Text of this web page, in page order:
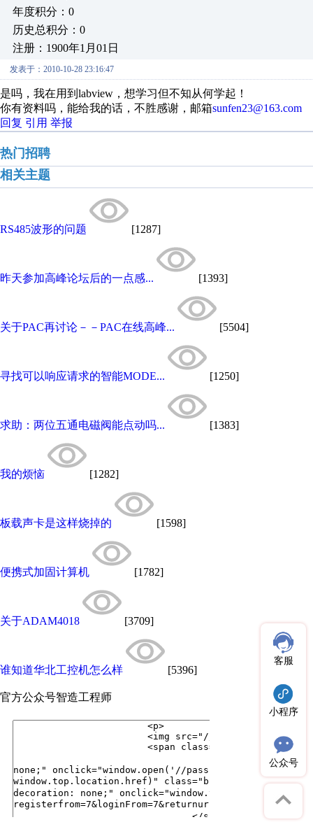
年度积分：0
历史总积分：0
注册：1900年1月01日
发表于：2010-10-28 23:16:47
是吗，我在用到labview，想学习但不知从何学起！
你有资料吗，能给我的话，不胜感谢，邮箱sunfen23@163.com
回复 引用 举报
热门招聘
相关主题
RS485波形的问题 [1287]
昨天参加高峰论坛后的一点感... [1393]
关于PAC再讨论－－PAC在线高峰... [5504]
寻找可以响应请求的智能MODE... [1250]
求助：两位五通电磁阀能点动吗... [1383]
我的烦恼 [1282]
板载声卡是这样烧掉的 [1598]
便携式加固计算机 [1782]
关于ADAM4018 [3709]
谁知道华北工控机怎么样 [5396]
官方公众号智造工程师
客服
小程序
公众号